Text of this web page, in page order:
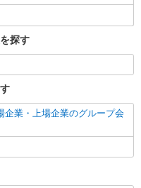
ル販売スタッフ
円〜400,000円 経験者
300,000円〜 ※試用期間中は
時は追加で残業手当支給 ※月
※試用期間（2〜3ヶ月）も
実家外かつ賃貸の場合のみ別
けから支給／特別手当 ※手
り異なります。詳細は面接
備考欄にて
店≫ 神奈川県横浜市西区南
浜店
通費支給（月2万円迄）
探す
企業・上場企業のグループ会